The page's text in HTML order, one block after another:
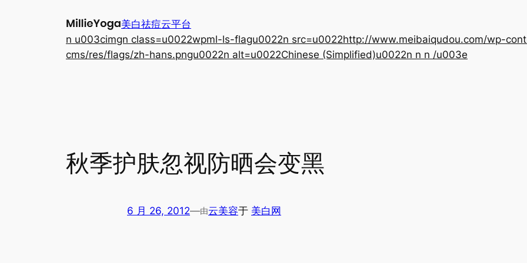
美白祛痘云平台
n u003cimgn class=u0022wpml-ls-flagu0022n src=u0022http://www.meibaiqudou.com/wp-
cms/res/flags/zh-hans.pngu0022n alt=u0022Chinese (Simplified)u0022n n n /u003e
秋季护肤忽视防晒会变黑
6 月 26, 2012—由云美容于 美白网